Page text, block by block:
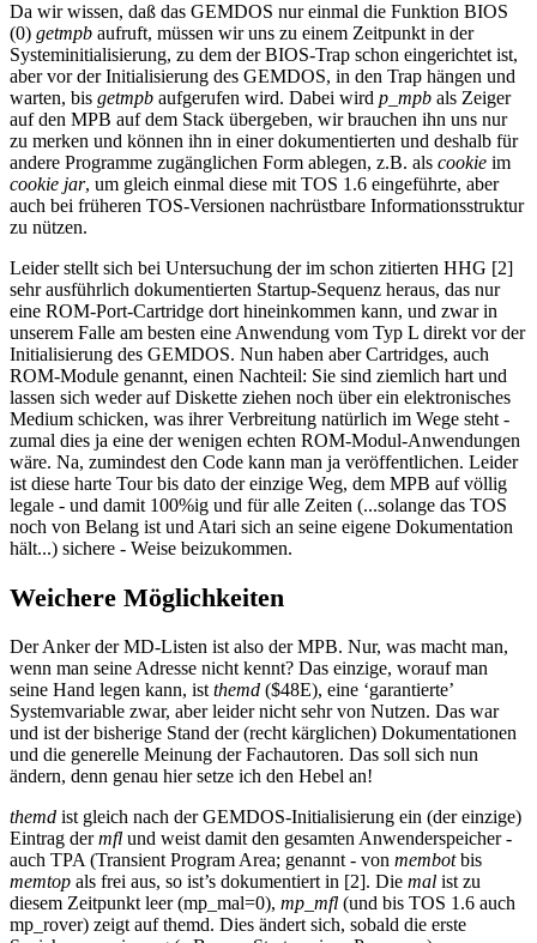
Da wir wissen, daß das GEMDOS nur einmal die Funktion BIOS
(0) getmpb aufruft, müssen wir uns zu einem Zeitpunkt in der
Systeminitialisierung, zu dem der BIOS-Trap schon eingerichtet ist,
aber vor der Initialisierung des GEMDOS, in den Trap hängen und
warten, bis getmpb aufgerufen wird. Dabei wird p_mpb als Zeiger
auf den MPB auf dem Stack übergeben, wir brauchen ihn uns nur
zu merken und können ihn in einer dokumentierten und deshalb für
andere Programme zugänglichen Form ablegen, z.B. als cookie im
cookie jar, um gleich einmal diese mit TOS 1.6 eingeführte, aber
auch bei früheren TOS-Versionen nachrüstbare Informationsstruktur
zu nützen.
Leider stellt sich bei Untersuchung der im schon zitierten HHG [2]
sehr ausführlich dokumentierten Startup-Sequenz heraus, das nur
eine ROM-Port-Cartridge dort hineinkommen kann, und zwar in
unserem Falle am besten eine Anwendung vom Typ L direkt vor der
Initialisierung des GEMDOS. Nun haben aber Cartridges, auch
ROM-Module genannt, einen Nachteil: Sie sind ziemlich hart und
lassen sich weder auf Diskette ziehen noch über ein elektronisches
Medium schicken, was ihrer Verbreitung natürlich im Wege steht -
zumal dies ja eine der wenigen echten ROM-Modul-Anwendungen
wäre. Na, zumindest den Code kann man ja veröffentlichen. Leider
ist diese harte Tour bis dato der einzige Weg, dem MPB auf völlig
legale - und damit 100%ig und für alle Zeiten (...solange das TOS
noch von Belang ist und Atari sich an seine eigene Dokumentation
hält...) sichere - Weise beizukommen.
Weichere Möglichkeiten
Der Anker der MD-Listen ist also der MPB. Nur, was macht man,
wenn man seine Adresse nicht kennt? Das einzige, worauf man
seine Hand legen kann, ist themd ($48E), eine ‘garantierte’
Systemvariable zwar, aber leider nicht sehr von Nutzen. Das war
und ist der bisherige Stand der (recht kärglichen) Dokumentationen
und die generelle Meinung der Fachautoren. Das soll sich nun
ändern, denn genau hier setze ich den Hebel an!
themd ist gleich nach der GEMDOS-Initialisierung ein (der einzige)
Eintrag dermfl und weist damit den gesamten Anwenderspeicher -
auch TPA (Transient Program Area; genannt - von membotbis
memtop als frei aus, so ist’s dokumentiert in [2]. Die mal ist zu
diesem Zeitpunkt leer (mp_mal=0), mp_mfl (und bis TOS 1.6 auch
mp_rover) zeigt auf themd. Dies ändert sich, sobald die erste